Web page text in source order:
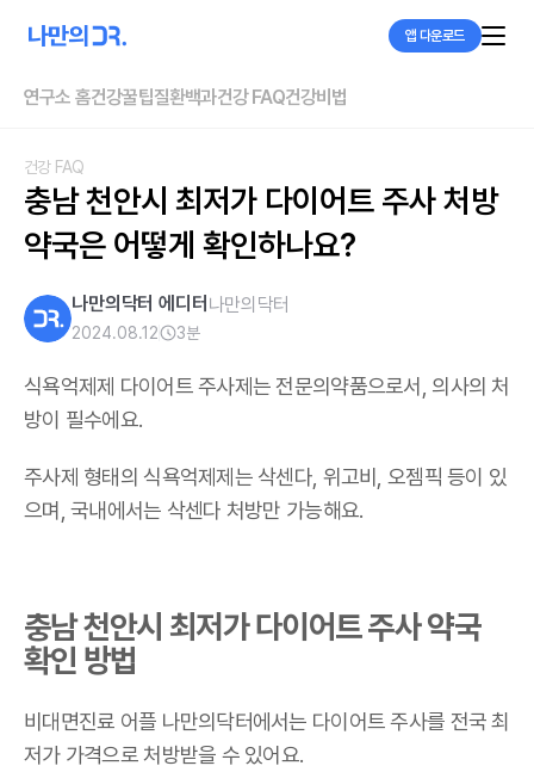
앱 다운로드
연구소 홈건강꿀팁질환백과건강 FAQ건강비법
건강 FAQ
충남 천안시 최저가 다이어트 주사 처방
약국은 어떻게 확인하나요?
나만의닥터 에디터 나만의닥터
2024.08.12 3분
식욕억제제 다이어트 주사제는 전문의약품으로서, 의사의 처
방이 필수에요.
주사제 형태의 식욕억제제는 삭센다, 위고비, 오젬픽 등이 있
으며,국내에서는 삭센다 처방만 가능해요.
충남 천안시 최저가 다이어트 주사 약국
확인 방법
비대면진료 어플 나만의닥터에서는 다이어트 주사를 전국 최
저가 가격으로 처방받을 수 있어요.